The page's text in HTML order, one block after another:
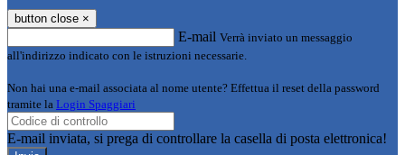
button close ×
E-mail Verrà inviato un messaggio
all'indirizzo indicato con le istruzioni necessarie.
Non hai una e-mail associata al nome utente? Effettua il reset della password
tramite la Login Spaggiari
E-mail inviata, si prega di controllare la casella di posta elettronica!